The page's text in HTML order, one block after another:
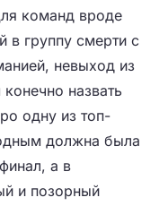
команд вроде
в группу смерти с
невыход из
назвать
одну из топ-
должна была
а в
и позорный